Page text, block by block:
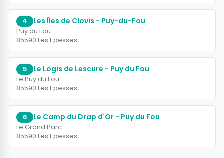
4 Les Îles de Clovis - Puy-du-Fou
Puy du Fou
85590 Les Epesses
5 Le Logis de Lescure - Puy du Fou
Le Puy du Fou
85590 Les Epesses
6 Le Camp du Drap d'Or - Puy du Fou
Le Grand Parc
85590 Les Epesses